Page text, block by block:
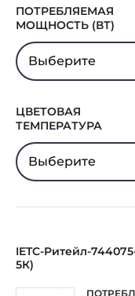
ПОТРЕБЛЯЕМАЯ
МОЩНОСТЬ (ВТ)
Выберите
ЦВЕТОВАЯ
ТЕМПЕРАТУРА
Выберите
IETC-Ритейл-
5К)